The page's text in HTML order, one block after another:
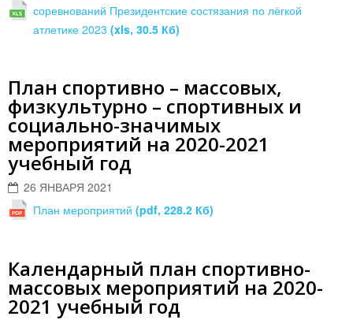
соревнований Президентские состязания по лёгкой
атлетике 2023 (xls, 30.5 Кб)
План спортивно – массовых,
физкультурно – спортивных и
социально-значимых
мероприятий на 2020-2021
учебный год
26 ЯНВАРЯ 2021
План мероприятий (pdf, 228.2 Кб)
Календарный план спортивно-
массовых мероприятий на 2020-
2021 учебный год